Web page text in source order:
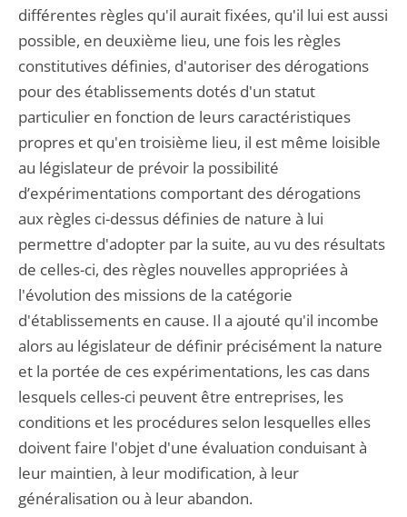
différentes règles qu'il aurait fixées, qu'il lui est aussi
possible, en deuxième lieu, une fois les règles
constitutives définies, d'autoriser des dérogations
pour des établissements dotés d'un statut
particulier en fonction de leurs caractéristiques
propres et qu'en troisième lieu, il est même loisible
au législateur de prévoir la possibilité
d’expérimentations comportant des dérogations
aux règles ci-dessus définies de nature à lui
permettre d'adopter par la suite, au vu des résultats
de celles-ci, des règles nouvelles appropriées à
l'évolution des missions de la catégorie
d'établissements en cause. Il a ajouté qu'il incombe
alors au législateur de définir précisément la nature
et la portée de ces expérimentations, les cas dans
lesquels celles-ci peuvent être entreprises, les
conditions et les procédures selon lesquelles elles
doivent faire l'objet d'une évaluation conduisant à
leur maintien, à leur modification, à leur
généralisation ou à leur abandon.